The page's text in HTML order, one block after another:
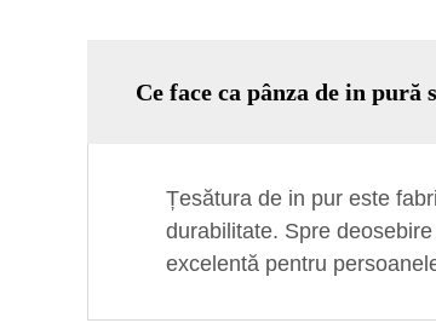
Ce face ca pânza de in
Țesătura de in pur este
durabilitate. Spre
excelentă pentru